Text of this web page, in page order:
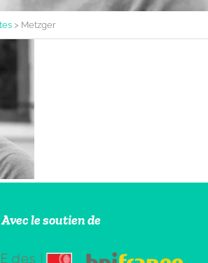
> Metzger
Avec le soutien de